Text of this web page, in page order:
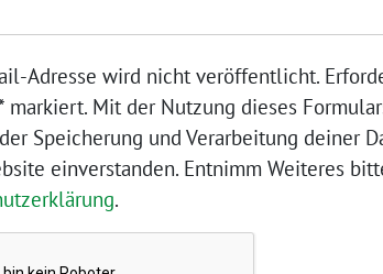
Adresse wird nicht veröffentlicht.
markiert. Mit der Nutzung dieses
Speicherung und Verarbeitung deiner
einverstanden. Entnimm Weiteres
.